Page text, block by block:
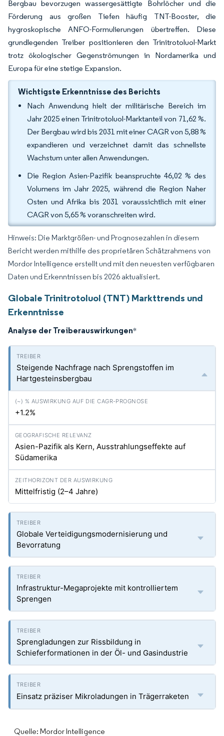
Bergbau bevorzugen wassergesättigte Bohrlöcher und die
Förderung aus großen Tiefen häufig TNT-Booster, die
hygroskopische ANFO-Formulierungen übertreffen. Diese
grundlegenden Treiber positionieren den Trinitrotoluol-Markt
trotz ökologischer Gegenströmungen in Nordamerika und
Europa für eine stetige Expansion.
Wichtigste Erkenntnisse des Berichts
Nach Anwendung hielt der militärische Bereich im
Jahr 2025 einen Trinitrotoluol-Marktanteil von 71,62 %.
Der Bergbau wird bis 2031 mit einer CAGR von 5,88 %
expandieren und verzeichnet damit das schnellste
Wachstum unter allen Anwendungen.
Die Region Asien-Pazifik beanspruchte 46,02 % des
Volumens im Jahr 2025, während die Region Naher
Osten und Afrika bis 2031 voraussichtlich mit einer
CAGR von 5,65 % voranschreiten wird.
Hinweis: Die Marktgrößen- und Prognosezahlen in diesem
Bericht werden mithilfe des proprietären Schätzrahmens von
Mordor Intelligence erstellt und mit den neuesten verfügbaren
Daten und Erkenntnissen bis 2026 aktualisiert.
Globale Trinitrotoluol (TNT) Markttrends und
Erkenntnisse
Analyse der Treiberauswirkungen*
Steigende Nachfrage nach Sprengstoffen im
Hartgesteinsbergbau
+1.2%
Asien-Pazifik als Kern, Ausstrahlungseffekte auf
Südamerika
Mittelfristig (2–4 Jahre)
Globale Verteidigungsmodernisierung und
Bevorratung
Infrastruktur-Megaprojekte mit kontrolliertem
Sprengen
Sprengladungen zur Rissbildung in
Schieferformationen in der Öl- und Gasindustrie
Einsatz präziser Mikroladungen in Trägerraketen
Quelle: Mordor Intelligence